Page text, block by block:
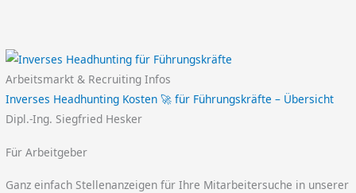
Arbeitsmarkt & Recruiting Infos
Inverses Headhunting Kosten 🚀 für Führungskräfte – Übersicht
Dipl.-Ing. Siegfried Hesker
Für Arbeitgeber
Ganz einfach Stellenanzeigen für Ihre Mitarbeitersuche in unserer